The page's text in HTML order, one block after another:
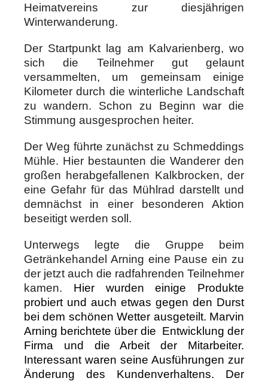
Heimatvereins zur diesjährigen
Winterwanderung.
Der Startpunkt lag am Kalvarienberg, wo
sich die Teilnehmer gut gelaunt
versammelten, um gemeinsam einige
Kilometer durch die winterliche Landschaft
zu wandern. Schon zu Beginn war die
Stimmung ausgesprochen heiter.
Der Weg führte zunächst zu Schmeddings
Mühle. Hier bestaunten die Wanderer den
großen herabgefallenen Kalkbrocken, der
eine Gefahr für das Mühlrad darstellt und
demnächst in einer besonderen Aktion
beseitigt werden soll.
Unterwegs legte die Gruppe beim
Getränkehandel Arning eine Pause ein zu
der jetzt auch die radfahrenden Teilnehmer
kamen. Hier wurden einige Produkte
probiert und auch etwas gegen den Durst
bei dem schönen Wetter ausgeteilt. Marvin
Arning berichtete über die Entwicklung der
Firma und die Arbeit der Mitarbeiter.
Interessant waren seine Ausführungen zur
Änderung des Kundenverhaltens. Der